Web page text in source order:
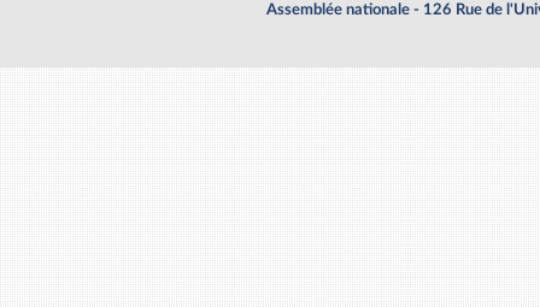
Assemblée nationale - 126 Rue de